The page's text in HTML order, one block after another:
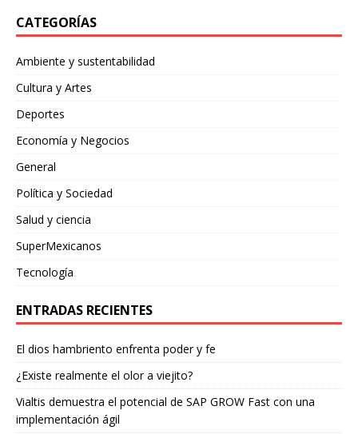
CATEGORÍAS
Ambiente y sustentabilidad
Cultura y Artes
Deportes
Economía y Negocios
General
Política y Sociedad
Salud y ciencia
SuperMexicanos
Tecnología
ENTRADAS RECIENTES
El dios hambriento enfrenta poder y fe
¿Existe realmente el olor a viejito?
Vialtis demuestra el potencial de SAP GROW Fast con una
implementación ágil